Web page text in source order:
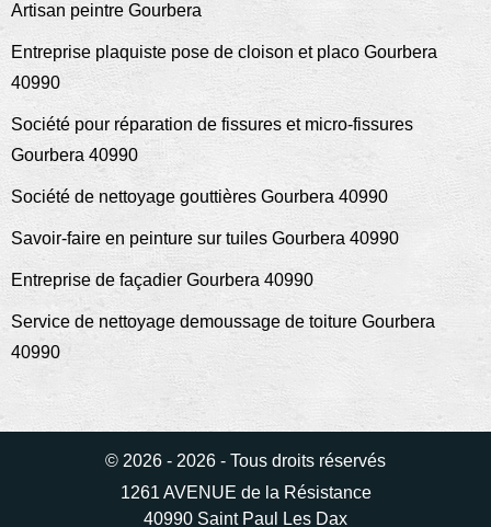
Artisan peintre Gourbera
Entreprise plaquiste pose de cloison et placo Gourbera
40990
Société pour réparation de fissures et micro-fissures
Gourbera 40990
Société de nettoyage gouttières Gourbera 40990
Savoir-faire en peinture sur tuiles Gourbera 40990
Entreprise de façadier Gourbera 40990
Service de nettoyage demoussage de toiture Gourbera
40990
© 2026 - 2026 - Tous droits réservés
1261 AVENUE de la Résistance
40990 Saint Paul Les Dax